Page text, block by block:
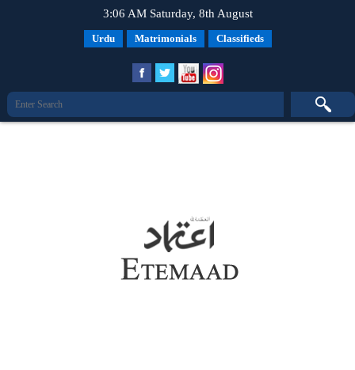
3:06 AM Saturday, 8th August
Urdu Matrimonials Classifieds